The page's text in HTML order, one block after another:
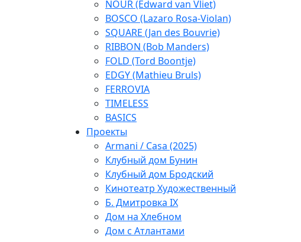
NOUR (Edward van Vliet)
BOSCO (Lazaro Rosa-Violan)
SQUARE (Jan des Bouvrie)
RIBBON (Bob Manders)
FOLD (Tord Boontje)
EDGY (Mathieu Bruls)
FERROVIA
TIMELESS
BASICS
Проекты
Armani / Casa (2025)
Клубный дом Бунин
Клубный дом Бродский
Кинотеатр Художественный
Б. Дмитровка IX
Дом на Хлебном
Дом с Атлантами